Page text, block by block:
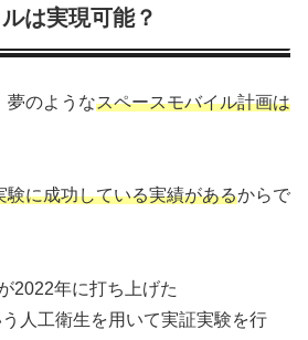
は実現可能？
夢のようなスペースモバイル計画は
験に成功している実績があるからで
2022年に打ち上げた
う人工衛生を用いて実証実験を行